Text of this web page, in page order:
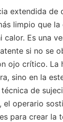
extendida de
limpio que
calor. Es una
si no se
ojo crítico. La
sino en la
de
el operario
para crear la